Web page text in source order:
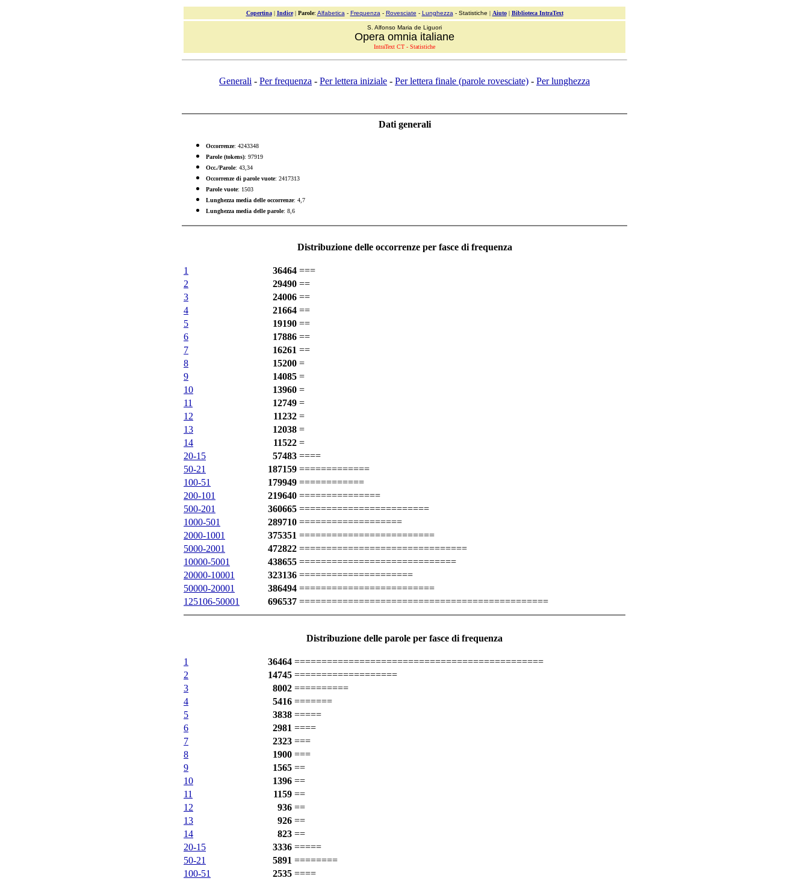
Copertina| Indice| Parole: Alfabetica - Frequenza - Rovesciate - Lunghezza - Statistiche | Aiuto| Biblioteca IntraText
S. Alfonso Maria de Liguori
Opera omnia italiane
IntraText CT - Statistiche
Generali - Per frequenza - Per lettera iniziale - Per lettera finale (parole rovesciate) - Per lunghezza
Dati generali
Occorrenze: 4243348
Parole (tokens): 97919
Occ./Parole: 43,34
Occorrenze di parole vuote: 2417313
Parole vuote: 1503
Lunghezza media delle occorrenze: 4,7
Lunghezza media delle parole: 8,6
Distribuzione delle occorrenze per fasce di frequenza
1 36464 ===
2
29490 ==
3
24006 ==
4
21664 ==
5
19190 ==
6
17886 ==
7
16261 ==
8
15200 =
9
14085 =
10
13960 =
11
12749 =
12
11232 =
13
12038 =
14
11522 =
20-15
57483 ====
50-21
187159 =============
100-51
179949 ============
200-101
219640 ===============
500-201
360665 ========================
1000-501
289710 ===================
2000-1001
375351 =========================
5000-2001
472822 ===============================
10000-5001
438655 =============================
20000-10001
323136 =====================
50000-20001
386494 =========================
125106-50001
696537 ==============================================
Distribuzione delle parole per fasce di frequenza
1 36464 ==============================================
2
14745 ===================
3
8002 ==========
4
5416 =======
5
3838 =====
6
2981 ====
7
2323 ===
8
1900 ===
9
1565 ==
10
1396 ==
11
1159 ==
12
936 ==
13
926 ==
14
823 ==
20-15
3336 =====
50-21
5891 ========
100-51
2535 ====